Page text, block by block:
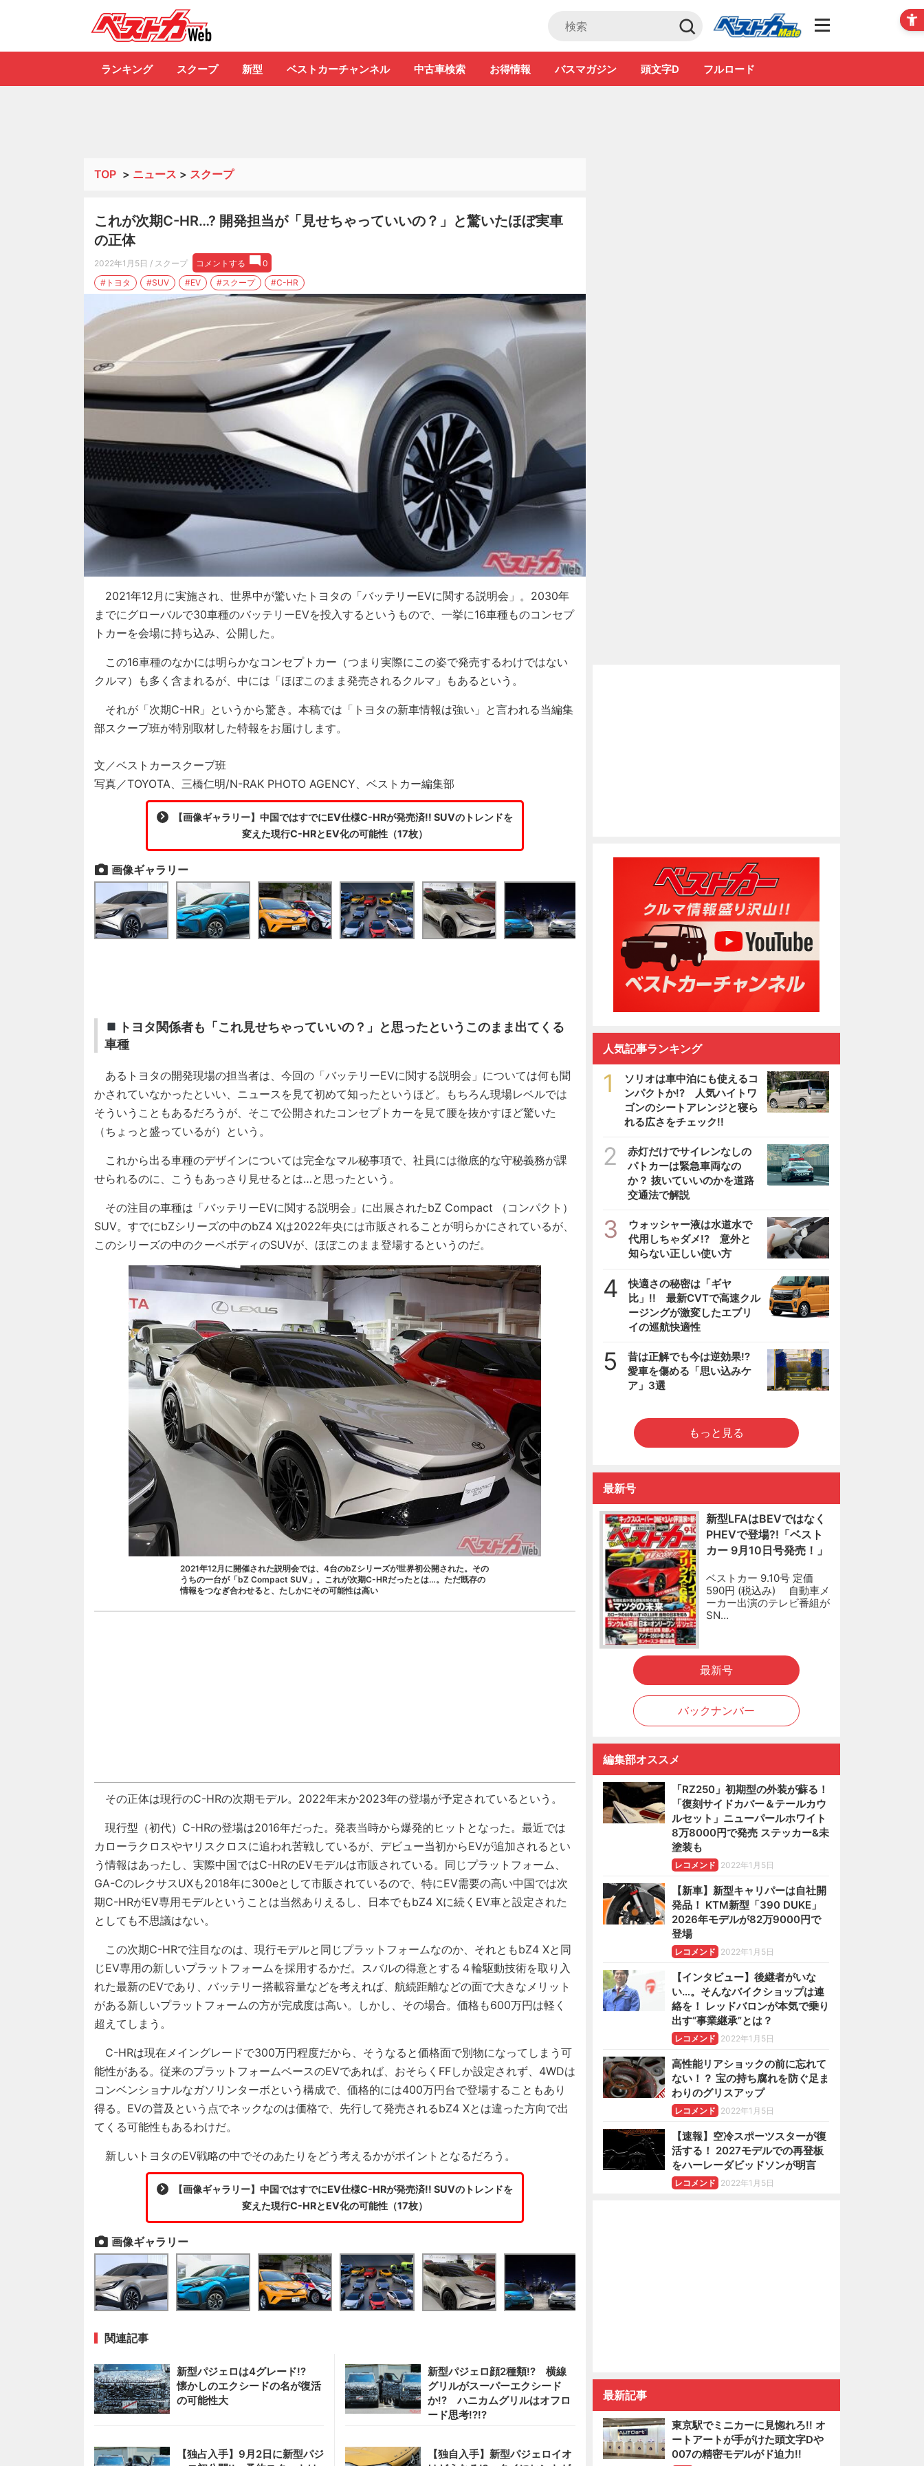
Club
ランキング スクープ 新型 ベストカーチャンネル 中古車検索 お得情報 バスマガジン 頭文字D フルロード
TOP > ニュース > スクープ
これが次期C-HR…? 開発担当が「見せちゃっていいの？」と驚いたほぼ実車
の正体
2022年1月5日 / スクープ コメントする
0
#トヨタ
#SUV #EV #スクープ #C-HR
2021年12月に実施され、世界中が驚いたトヨタの「バッテリーEVに関する説明会」。2030年
までにグローバルで30車種のバッテリーEVを投入するというもので、一挙に16車種ものコンセプ
トカーを会場に持ち込み、公開した。
この16車種のなかには明らかなコンセプトカー（つまり実際にこの姿で発売するわけではない
クルマ）も多く含まれるが、中には「ほぼこのまま発売されるクルマ」もあるという。
それが「次期C-HR」というから驚き。本稿では「トヨタの新車情報は強い」と言われる当編集
部スクープ班が特別取材した特報をお届けします。
文／ベストカースクープ班
写真／TOYOTA、三橋仁明/N-RAK PHOTO AGENCY、ベストカー編集部
【画像ギャラリー】中国ではすでにEV仕様C-HRが発売済!! SUVのトレンドを
変えた現行C-HRとEV化の可能性（17枚）
画像ギャラリー
トヨタ関係者も「これ見せちゃっていいの？」と思ったというこのまま出てくる
車種
あるトヨタの開発現場の担当者は、今回の「バッテリーEVに関する説明会」については何も聞
かされていなかったといい、ニュースを見て初めて知ったというほど。もちろん現場レベルでは
そういうこともあるだろうが、そこで公開されたコンセプトカーを見て腰を抜かすほど驚いた
（ちょっと盛っているが）という。
これから出る車種のデザインについては完全なマル秘事項で、社員には徹底的な守秘義務が課
せられるのに、こうもあっさり見せるとは…と思ったという。
その注目の車種は「バッテリーEVに関する説明会」に出展されたbZ Compact （コンパクト）
SUV。すでにbZシリーズの中のbZ4 Xは2022年央には市販されることが明らかにされているが、
このシリーズの中のクーペボディのSUVが、ほぼこのまま登場するというのだ。
2021年12月に開催された説明会では、4台のbZシリーズが世界初公開された。その
うちの一台が「bZ Compact SUV」。これが次期C-HRだったとは…。ただ既存の
情報をつなぎ合わせると、たしかにその可能性は高い
その正体は現行のC-HRの次期モデル。2022年末か2023年の登場が予定されているという。
現行型（初代）C-HRの登場は2016年だった。発表当時から爆発的ヒットとなった。最近では
カローラクロスやヤリスクロスに追われ苦戦しているが、デビュー当初からEVが追加されるとい
う情報はあったし、実際中国ではC-HRのEVモデルは市販されている。同じプラットフォーム、
GA-CのレクサスUXも2018年に300eとして市販されているので、特にEV需要の高い中国では次
期C-HRがEV専用モデルということは当然ありえるし、日本でもbZ4 Xに続くEV車と設定された
としても不思議はない。
この次期C-HRで注目なのは、現行モデルと同じプラットフォームなのか、それともbZ4 Xと同
じEV専用の新しいプラットフォームを採用するかだ。スバルの得意とする４輪駆動技術を取り入
れた最新のEVであり、バッテリー搭載容量などを考えれば、航続距離などの面で大きなメリット
がある新しいプラットフォームの方が完成度は高い。しかし、その場合。価格も600万円は軽く
超えてしまう。
C-HRは現在メイングレードで300万円程度だから、そうなると価格面で別物になってしまう可
能性がある。従来のプラットフォームベースのEVであれば、おそらくFFしか設定されず、4WDは
コンベンショナルなガソリンターボという構成で、価格的には400万円台で登場することもあり
得る。EVの普及という点でネックなのは価格で、先行して発売されるbZ4 Xとは違った方向で出
てくる可能性もあるわけだ。
新しいトヨタのEV戦略の中でそのあたりをどう考えるかがポイントとなるだろう。
【画像ギャラリー】中国ではすでにEV仕様C-HRが発売済!! SUVのトレンドを
変えた現行C-HRとEV化の可能性（17枚）
画像ギャラリー
関連記事
新型パジェロは4グレード!?
懐かしのエクシードの名が復活
の可能性大
新型パジェロ顔2種類!? 横線
グリルがスーパーエクシード
か!? ハニカムグリルはオフロ
ード思考!?!?
【独占入手】9月2日に新型パジ
【独自入手】新型パジェロイオ
人気記事ランキング
1
ソリオは車中泊にも使えるコ
ンパクトか!? 人気ハイトワ
ゴンのシートアレンジと寝ら
れる広さをチェック!!
2
赤灯だけでサイレンなしの
パトカーは緊急車両なの
か？ 抜いていいのかを道路
交通法で解説
3
ウォッシャー液は水道水で
代用しちゃダメ!? 意外と
知らない正しい使い方
4
快適さの秘密は「ギヤ
比」!! 最新CVTで高速クル
ージングが激変したエブリ
イの巡航快適性
5
昔は正解でも今は逆効果!?
愛車を傷める「思い込みケ
ア」3選
もっと見る
最新号
新型LFAはBEVではなく
PHEVで登場?!「ベスト
カー 9月10日号発売！」
ベストカー 9.10号 定価
590円 (税込み) 自動車メ
ーカー出演のテレビ番組が
SN…
最新号
バックナンバー
編集部オススメ
「RZ250」初期型の外装が蘇る！
「復刻サイドカバー＆テールカウ
ルセット」ニューパールホワイト
8万8000円で発売 ステッカー&未
塗装も
レコメンド 2022年1月5日
【新車】新型キャリパーは自社開
発品！ KTM新型「390 DUKE」
2026年モデルが82万9000円で
登場
レコメンド 2022年1月5日
【インタビュー】後継者がいな
い…。そんなバイクショップは連
絡を！ レッドバロンが本気で乗り
出す“事業継承”とは？
レコメンド 2022年1月5日
高性能リアショックの前に忘れて
ない！？ 宝の持ち腐れを防ぐ足ま
わりのグリスアップ
レコメンド 2022年1月5日
【速報】空冷スポーツスターが復
活する！ 2027モデルでの再登板
をハーレーダビッドソンが明言
レコメンド 2022年1月5日
最新記事
東京駅でミニカーに見惚れろ!! オ
ートアートが手がけた頭文字Dや
007の精密モデルがド迫力!!